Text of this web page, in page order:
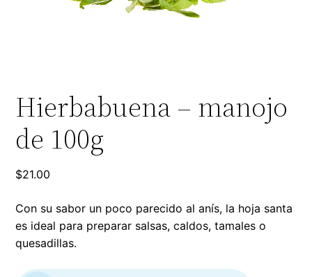
Hierbabuena – manojo
de 100g
$21.00
Con su sabor un poco parecido al anís, la hoja santa
es ideal para preparar salsas, caldos, tamales o
quesadillas.